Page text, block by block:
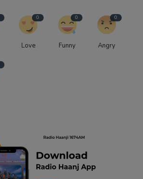
0
Love
0
Funny
0
Angry